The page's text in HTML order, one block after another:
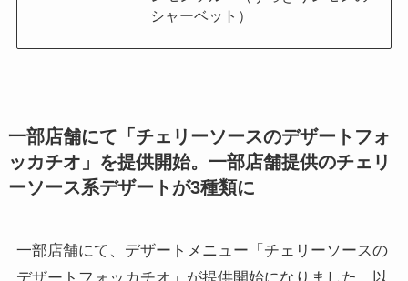
シャーベット）
一部店舗にて「チェリーソースのデザートフォ
ッカチオ」を提供開始。一部店舗提供のチェリ
ーソース系デザートが3種類に
一部店舗にて、デザートメニュー「チェリーソースの